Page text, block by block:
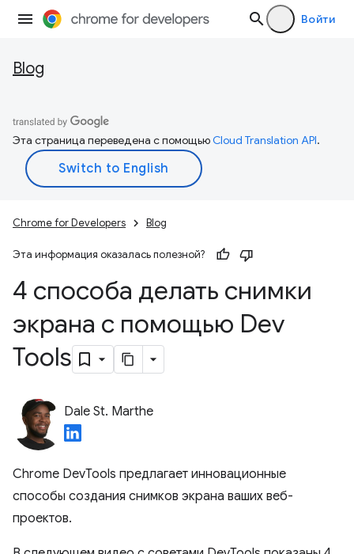
Войти
Blog
Эта страница переведена с помощьюCloud Translation API.
Chrome for Developers Blog
Эта информация оказалась полезной?
4 способа делать снимки
экрана с помощью Dev
Tools
Dale St. Marthe
Chrome DevTools предлагает инновационные
способы создания снимков экрана ваших веб-
проектов.